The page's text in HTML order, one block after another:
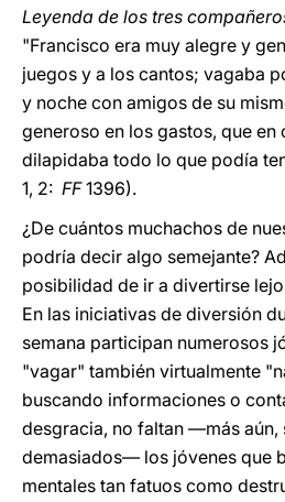
Leyenda de los tres
"Francisco era muy alegre y
juegos y a los cantos; vagaba
y noche con amigos de su
generoso en los gastos, que
dilapidaba todo lo que podía
1, 2: FF1396).
¿De cuántos muchachos de
podría decir algo semejante?
posibilidad de ir a divertirse
En las iniciativas de diversión
semana participan numerosos
"vagar" también virtualmente
buscando informaciones o
desgracia, no faltan —más aún,
demasiados— los jóvenes que
mentales tan fatuos como